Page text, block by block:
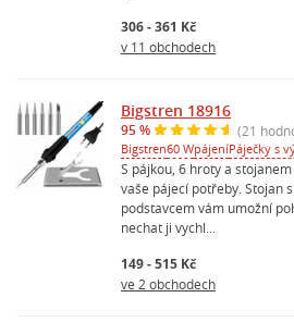
306 - 361 Kč
v 11 obchodech
Bigstren 18916
95 % (21
Bigstren60 WpájeníPáječky s
S pájkou, 6 hroty a
vaše pájecí potřeby. Stojan
podstavcem vám umožní
nechat ji vychl...
149 - 515 Kč
ve 2 obchodech